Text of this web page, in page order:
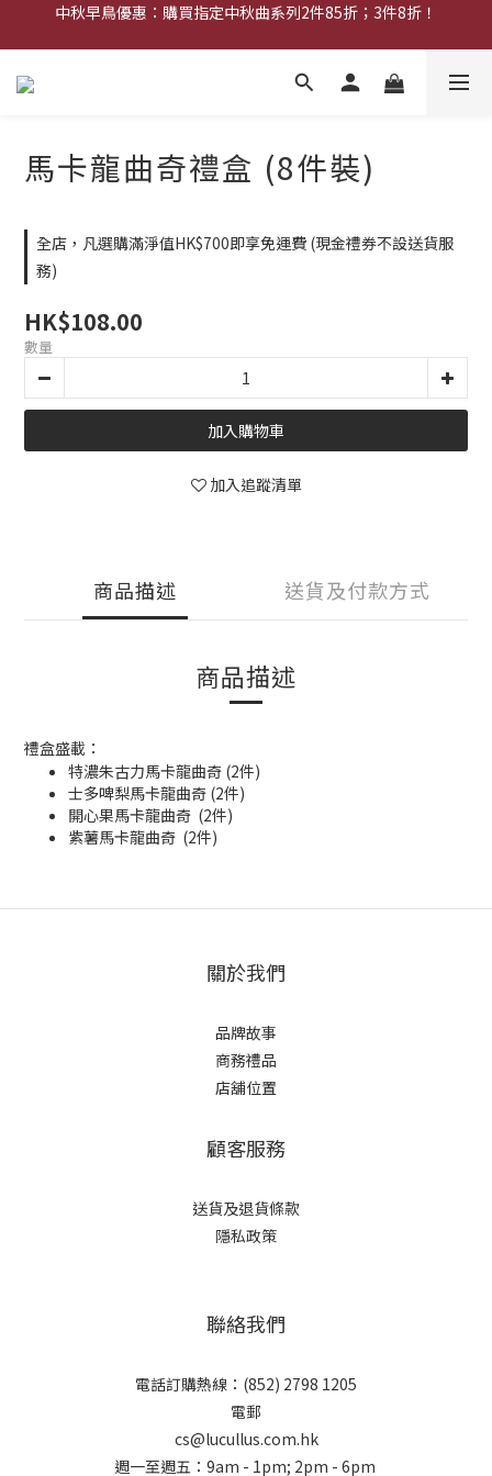
中秋早鳥優惠：購買中秋禮券可享8折優惠
中秋早鳥優惠：購買指定中秋曲系列2件85折；3件8折！
網店限定︰現金禮券買20張送2張！
馬卡龍曲奇禮盒 (8件裝)
全店，凡選購滿淨值HK$700即享免運費 (現金禮券不設送貨服
務)
HK$108.00
數量
加入購物車
加入追蹤清單
商品描述 送貨及付款方式
商品描述
禮盒盛載：
特濃朱古力馬卡龍曲奇 (2件)
士多啤梨馬卡龍曲奇 (2件)
開心果馬卡龍曲奇 (2件)
紫薯馬卡龍曲奇 (2件)
關於我們
品牌故事
商務禮品
店舖位置
顧客服務
送貨及退貨條款
隱私政策
聯絡我們
電話訂購熱線：(852) 2798 1205
電郵
cs@lucullus.com.hk
週一至週五：9am - 1pm; 2pm - 6pm